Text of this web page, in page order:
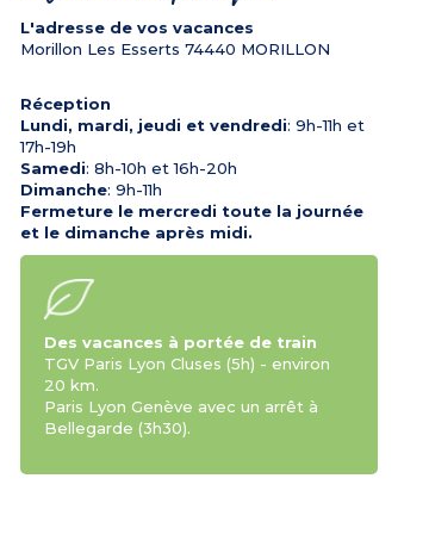
L'adresse de vos vacances
Morillon Les Esserts 74440 MORILLON
Réception
Lundi, mardi, jeudi et vendredi: 9h-11h et
17h-19h
Samedi: 8h-10h et 16h-20h
Dimanche: 9h-11h
Fermeture le mercredi toute la journée
et le dimanche après midi.
Des vacances à portée de train
TGV Paris Lyon Cluses (5h) - environ
20 km.
Paris Lyon Genève avec un arrêt à
Bellegarde (3h30).